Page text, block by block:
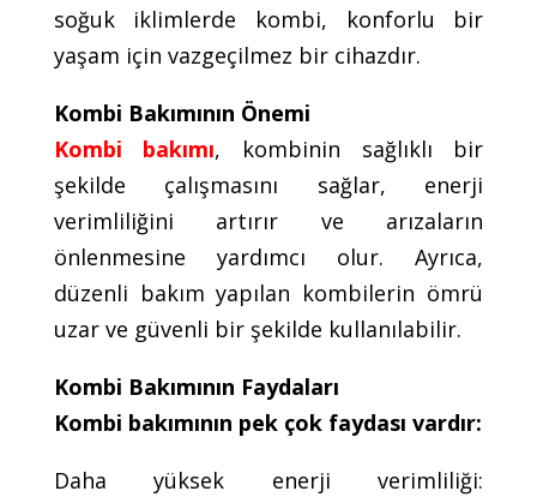
soğuk iklimlerde kombi, konforlu bir
yaşam için vazgeçilmez bir cihazdır.
Kombi Bakımının Önemi
Kombi bakımı, kombinin sağlıklı bir
şekilde çalışmasını sağlar, enerji
verimliliğini artırır ve arızaların
önlenmesine yardımcı olur. Ayrıca,
düzenli bakım yapılan kombilerin ömrü
uzar ve güvenli bir şekilde kullanılabilir.
Kombi Bakımının Faydaları
Kombi bakımının pek çok faydası vardır:
Daha yüksek enerji verimliliği: